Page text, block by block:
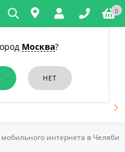
Москва?
0
диктофонов в Челябинске
интернета в